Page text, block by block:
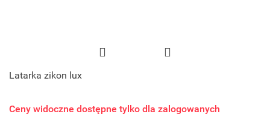
Latarka zikon lux
Ceny widoczne dostępne tylko dla zalogowanych